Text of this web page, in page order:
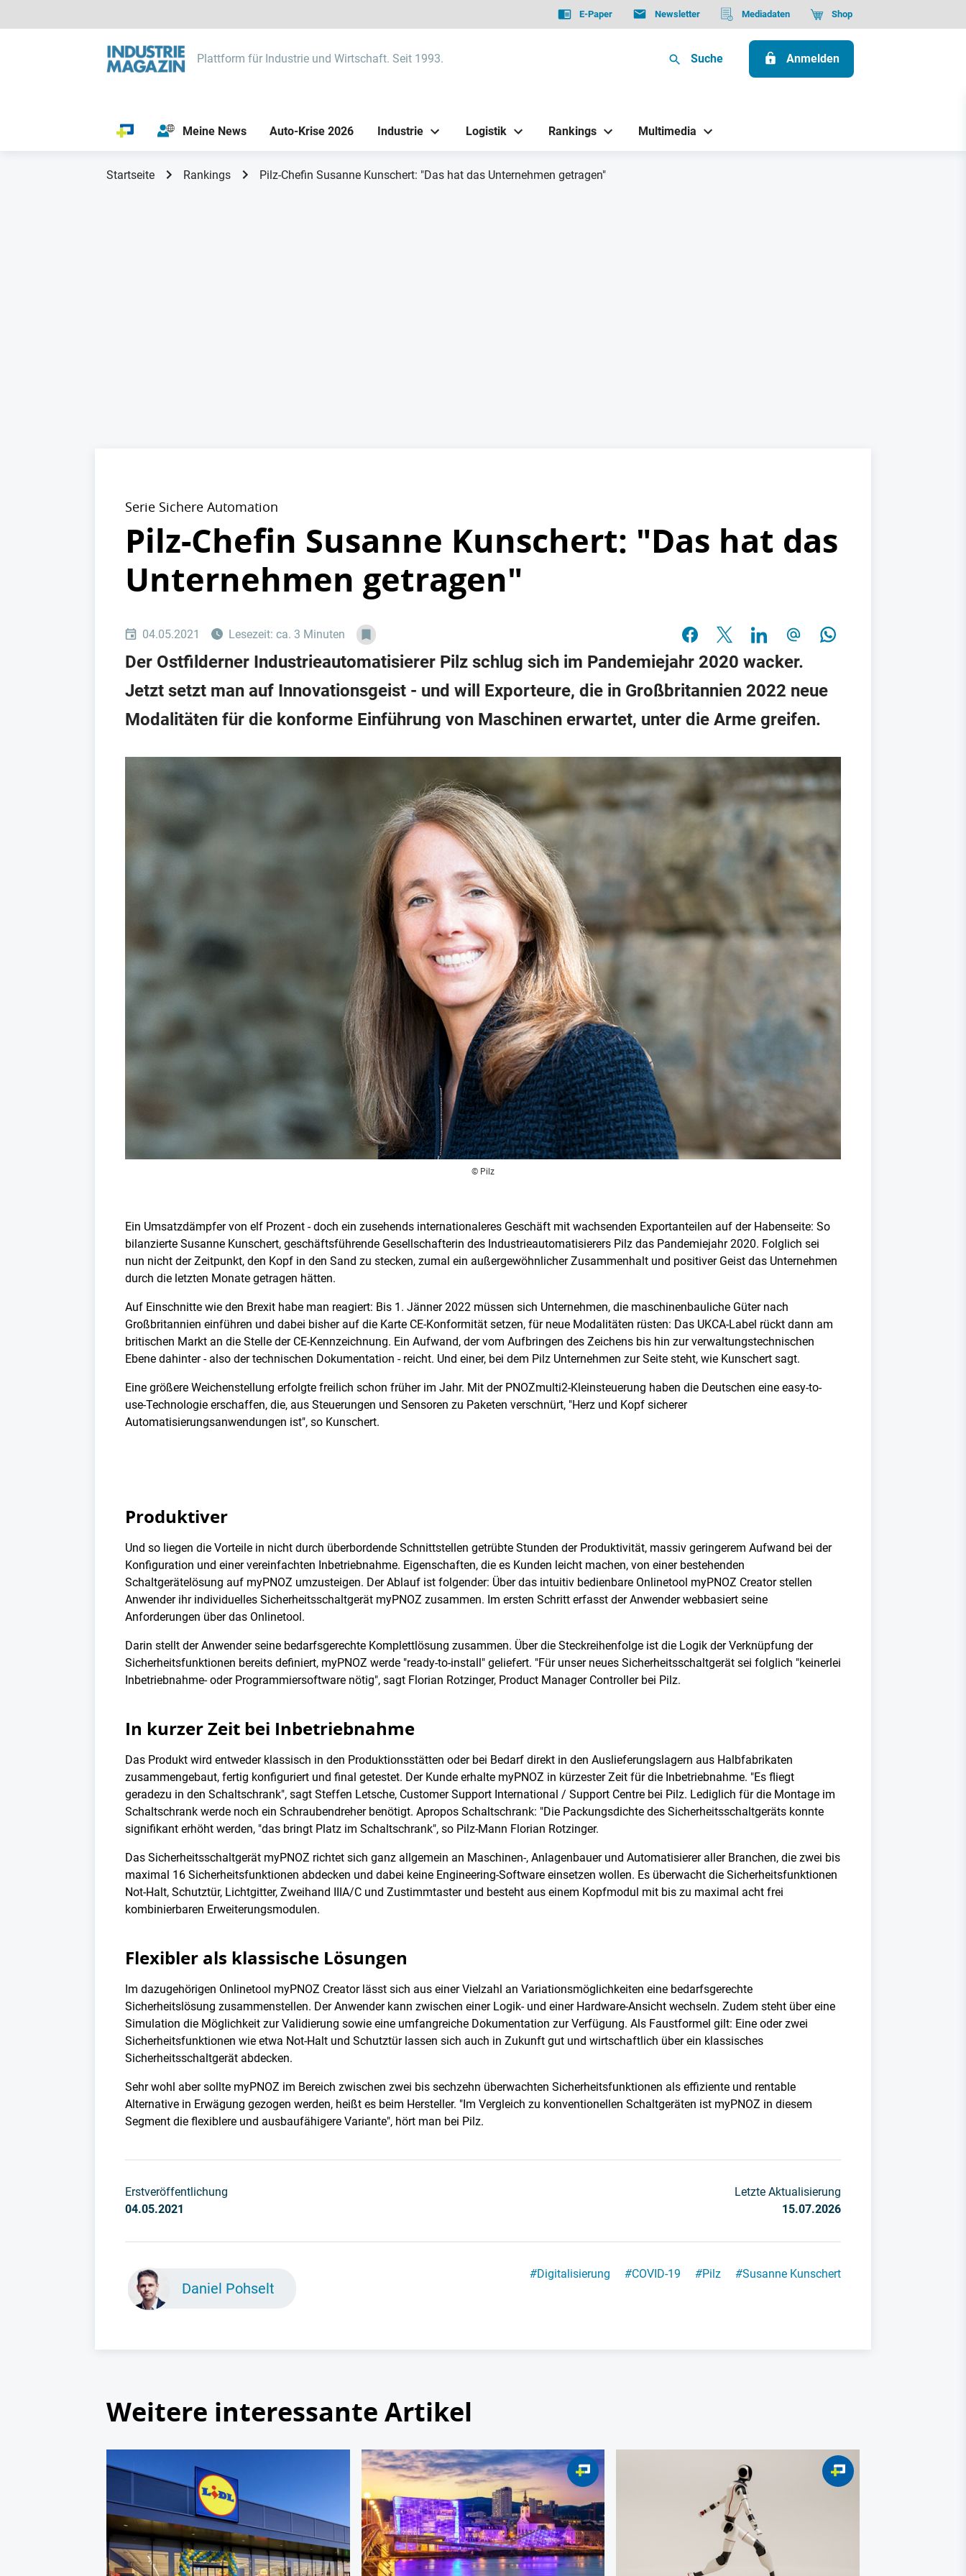
E-Paper Newsletter Mediadaten Shop
Plattform für Industrie und Wirtschaft. Seit 1993. Suche Anmelden
Meine News Auto-Krise 2026 Industrie Logistik Rankings Multimedia
Startseite Rankings Pilz-Chefin Susanne Kunschert: "Das hat das Unternehmen getragen"
Serie Sichere Automation
Pilz-Chefin Susanne Kunschert: "Das hat das
Unternehmen getragen"
04.05.2021 Lesezeit: ca. 3 Minuten
Der Ostfilderner Industrieautomatisierer Pilz schlug sich im Pandemiejahr 2020 wacker.
Jetzt setzt man auf Innovationsgeist - und will Exporteure, die in Großbritannien 2022 neue
Modalitäten für die konforme Einführung von Maschinen erwartet, unter die Arme greifen.
© Pilz
Ein Umsatzdämpfer von elf Prozent - doch ein zusehends internationaleres Geschäft mit wachsenden Exportanteilen auf der Habenseite: So
bilanzierte Susanne Kunschert, geschäftsführende Gesellschafterin des Industrieautomatisierers Pilz das Pandemiejahr 2020. Folglich sei
nun nicht der Zeitpunkt, den Kopf in den Sand zu stecken, zumal ein außergewöhnlicher Zusammenhalt und positiver Geist das Unternehmen
durch die letzten Monate getragen hätten.
Auf Einschnitte wie den Brexit habe man reagiert: Bis 1. Jänner 2022 müssen sich Unternehmen, die maschinenbauliche Güter nach
Großbritannien einführen und dabei bisher auf die Karte CE-Konformität setzen, für neue Modalitäten rüsten: Das UKCA-Label rückt dann am
britischen Markt an die Stelle der CE-Kennzeichnung. Ein Aufwand, der vom Aufbringen des Zeichens bis hin zur verwaltungstechnischen
Ebene dahinter - also der technischen Dokumentation - reicht. Und einer, bei dem Pilz Unternehmen zur Seite steht, wie Kunschert sagt.
Eine größere Weichenstellung erfolgte freilich schon früher im Jahr. Mit der PNOZmulti2-Kleinsteuerung haben die Deutschen eine easy-to-
use-Technologie erschaffen, die, aus Steuerungen und Sensoren zu Paketen verschnürt, "Herz und Kopf sicherer
Automatisierungsanwendungen ist", so Kunschert.
Produktiver
Und so liegen die Vorteile in nicht durch überbordende Schnittstellen getrübte Stunden der Produktivität, massiv geringerem Aufwand bei der
Konfiguration und einer vereinfachten Inbetriebnahme. Eigenschaften, die es Kunden leicht machen, von einer bestehenden
Schaltgerätelösung auf myPNOZ umzusteigen. Der Ablauf ist folgender: Über das intuitiv bedienbare Onlinetool myPNOZ Creator stellen
Anwender ihr individuelles Sicherheitsschaltgerät myPNOZ zusammen. Im ersten Schritt erfasst der Anwender webbasiert seine
Anforderungen über das Onlinetool.
Darin stellt der Anwender seine bedarfsgerechte Komplettlösung zusammen. Über die Steckreihenfolge ist die Logik der Verknüpfung der
Sicherheitsfunktionen bereits definiert, myPNOZ werde "ready-to-install" geliefert. "Für unser neues Sicherheitsschaltgerät sei folglich "keinerlei
Inbetriebnahme- oder Programmiersoftware nötig", sagt Florian Rotzinger, Product Manager Controller bei Pilz.
In kurzer Zeit bei Inbetriebnahme
Das Produkt wird entweder klassisch in den Produktionsstätten oder bei Bedarf direkt in den Auslieferungslagern aus Halbfabrikaten
zusammengebaut, fertig konfiguriert und final getestet. Der Kunde erhalte myPNOZ in kürzester Zeit für die Inbetriebnahme. "Es fliegt
geradezu in den Schaltschrank", sagt Steffen Letsche, Customer Support International / Support Centre bei Pilz. Lediglich für die Montage im
Schaltschrank werde noch ein Schraubendreher benötigt. Apropos Schaltschrank: "Die Packungsdichte des Sicherheitsschaltgeräts konnte
signifikant erhöht werden, "das bringt Platz im Schaltschrank", so Pilz-Mann Florian Rotzinger.
Das Sicherheitsschaltgerät myPNOZ richtet sich ganz allgemein an Maschinen-, Anlagenbauer und Automatisierer aller Branchen, die zwei bis
maximal 16 Sicherheitsfunktionen abdecken und dabei keine Engineering-Software einsetzen wollen. Es überwacht die Sicherheitsfunktionen
Not-Halt, Schutztür, Lichtgitter, Zweihand IIIA/C und Zustimmtaster und besteht aus einem Kopfmodul mit bis zu maximal acht frei
kombinierbaren Erweiterungsmodulen.
Flexibler als klassische Lösungen
Im dazugehörigen Onlinetool myPNOZ Creator lässt sich aus einer Vielzahl an Variationsmöglichkeiten eine bedarfsgerechte
Sicherheitslösung zusammenstellen. Der Anwender kann zwischen einer Logik- und einer Hardware-Ansicht wechseln. Zudem steht über eine
Simulation die Möglichkeit zur Validierung sowie eine umfangreiche Dokumentation zur Verfügung. Als Faustformel gilt: Eine oder zwei
Sicherheitsfunktionen wie etwa Not-Halt und Schutztür lassen sich auch in Zukunft gut und wirtschaftlich über ein klassisches
Sicherheitsschaltgerät abdecken.
Sehr wohl aber sollte myPNOZ im Bereich zwischen zwei bis sechzehn überwachten Sicherheitsfunktionen als effiziente und rentable
Alternative in Erwägung gezogen werden, heißt es beim Hersteller. "Im Vergleich zu konventionellen Schaltgeräten ist myPNOZ in diesem
Segment die flexiblere und ausbaufähigere Variante", hört man bei Pilz.
Erstveröffentlichung
04.05.2021
Letzte Aktualisierung
15.07.2026
Daniel Pohselt
#Digitalisierung #COVID-19 #Pilz #Susanne Kunschert
Weitere interessante Artikel